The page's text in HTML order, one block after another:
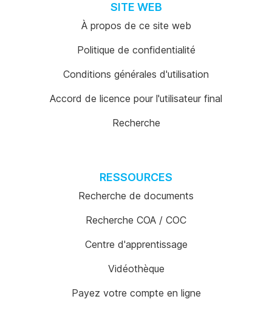
SITE WEB
À propos de ce site web
Politique de confidentialité
Conditions générales d'utilisation
Accord de licence pour l'utilisateur final
Recherche
RESSOURCES
Recherche de documents
Recherche COA / COC
Centre d'apprentissage
Vidéothèque
Payez votre compte en ligne